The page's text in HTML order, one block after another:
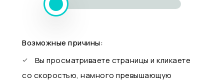
Возможные причины:
Вы просматриваете страницы и кликаете
со скоростью, намного превышающую